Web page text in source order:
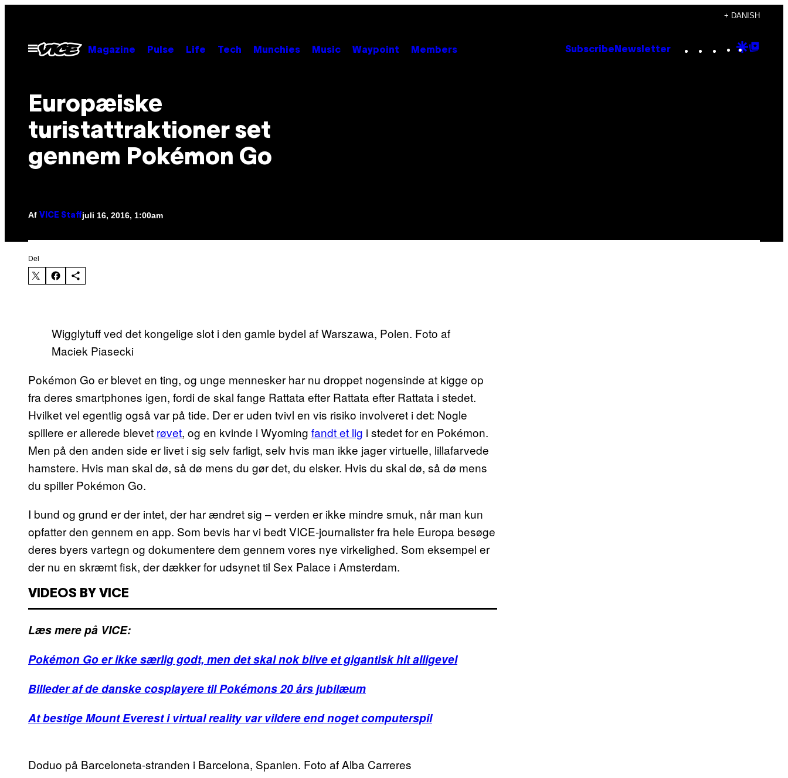
indhold
+ DANISH
Åbn
Menu
Magazine Pulse Life Tech Munchies Music Waypoint Members Subscribe Newsletter Instagram
TikTok
YouTube
Google
Europæiske
turistattraktioner set
gennem Pokémon Go
Af VICE Staffjuli 16, 2016, 1:00am
Del
Wigglytuff ved det kongelige slot i den gamle bydel af Warszawa, Polen. Foto af
Maciek Piasecki
Pokémon Go er blevet en ting, og unge mennesker har nu droppet nogensinde at kigge op
fra deres smartphones igen, fordi de skal fange Rattata efter Rattata efter Rattata i stedet.
Hvilket vel egentlig også var på tide. Der er uden tvivl en vis risiko involveret i det: Nogle
spillere er allerede blevet røvet, og en kvinde i Wyoming fandt et lig i stedet for en Pokémon.
Men på den anden side er livet i sig selv farligt, selv hvis man ikke jager virtuelle, lillafarvede
hamstere. Hvis man skal dø, så dø mens du gør det, du elsker. Hvis du skal dø, så dø mens
du spiller Pokémon Go.
I bund og grund er der intet, der har ændret sig – verden er ikke mindre smuk, når man kun
opfatter den gennem en app. Som bevis har vi bedt VICE-journalister fra hele Europa besøge
deres byers vartegn og dokumentere dem gennem vores nye virkelighed. Som eksempel er
der nu en skræmt fisk, der dækker for udsynet til Sex Palace i Amsterdam.
VIDEOS BY VICE
Læs mere på VICE:
Pokémon Go er ikke særlig godt, men det skal nok blive et gigantisk hit alligevel
Billeder af de danske cosplayere til Pokémons 20 års jubilæum
At bestige Mount Everest i virtual reality var vildere end noget computerspil
Doduo på Barceloneta-stranden i Barcelona, Spanien. Foto af Alba Carreres